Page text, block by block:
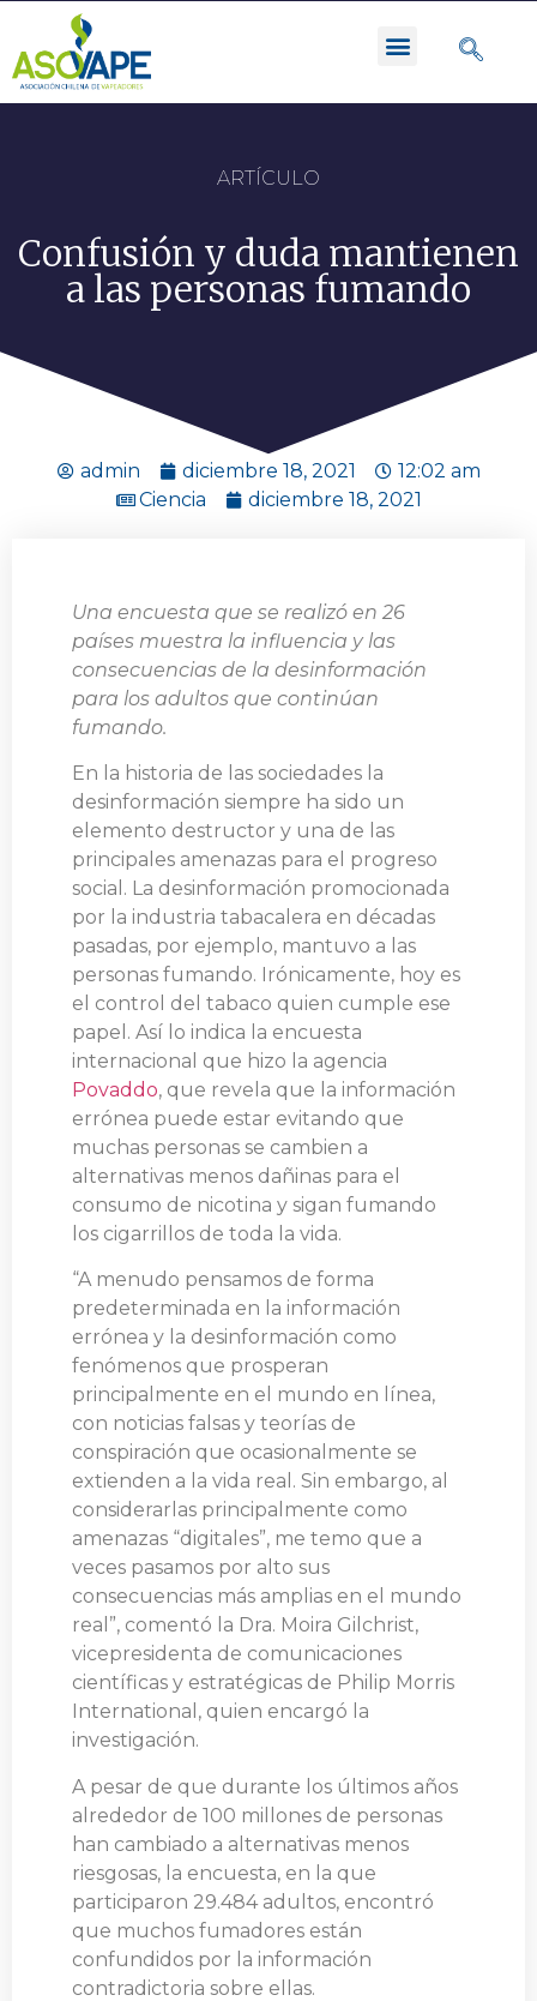
ARTÍCULO
Confusión y duda mantienen
a las personas fumando
admin diciembre 18, 2021
12:02 am
Ciencia
diciembre 18, 2021
Una encuesta que se realizó en 26
países muestra la influencia y las
consecuencias de la desinformación
para los adultos que continúan
fumando.
En la historia de las sociedades la
desinformación siempre ha sido un
elemento destructor y una de las
principales amenazas para el progreso
social. La desinformación promocionada
por la industria tabacalera en décadas
pasadas, por ejemplo, mantuvo a las
personas fumando. Irónicamente, hoy es
el control del tabaco quien cumple ese
papel. Así lo indica la encuesta
internacional que hizo la agencia
Povaddo, que revela que la información
errónea puede estar evitando que
muchas personas se cambien a
alternativas menos dañinas para el
consumo de nicotina y sigan fumando
los cigarrillos de toda la vida.
“A menudo pensamos de forma
predeterminada en la información
errónea y la desinformación como
fenómenos que prosperan
principalmente en el mundo en línea,
con noticias falsas y teorías de
conspiración que ocasionalmente se
extienden a la vida real. Sin embargo, al
considerarlas principalmente como
amenazas “digitales”, me temo que a
veces pasamos por alto sus
consecuencias más amplias en el mundo
real”, comentó la Dra. Moira Gilchrist,
vicepresidenta de comunicaciones
científicas y estratégicas de Philip Morris
International, quien encargó la
investigación.
A pesar de que durante los últimos años
alrededor de 100 millones de personas
han cambiado a alternativas menos
riesgosas, la encuesta, en la que
participaron 29.484 adultos, encontró
que muchos fumadores están
confundidos por la información
contradictoria sobre ellas.